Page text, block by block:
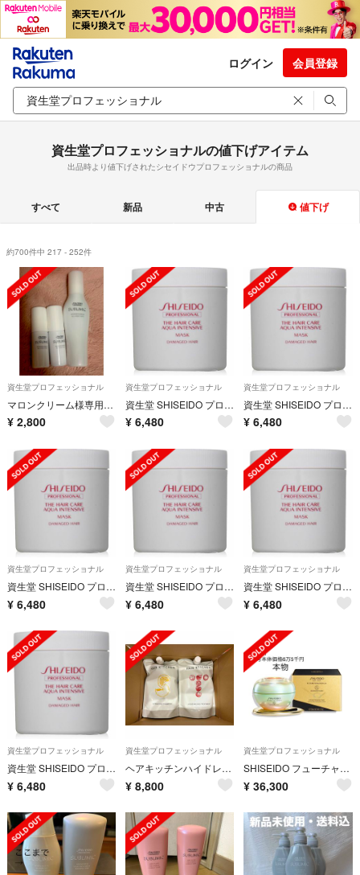
ログイン 会員登録
資生堂プロフェッショナルの値下げアイテム
出品時より値下げされたシセイドウプロフェッショナルの商品
すべて 新品 中古 値下げ
約700件中 217 - 252件
資生堂プロフェッショナル
マロンクリーム様専用♡♡
¥ 2,800
資生堂プロフェッショナル
資生堂 SHISEIDO プロフェッショナル アクアインテンシブ マスク
¥ 6,480
資生堂プロフェッショナル
資生堂 SHISEIDO プロフェッショナル アクアインテンシブ マスク
¥ 6,480
資生堂プロフェッショナル
資生堂 SHISEIDO プロフェッショナル アクアインテンシブ マスク
¥ 6,480
資生堂プロフェッショナル
資生堂 SHISEIDO プロフェッショナル アクアインテンシブ マスク
¥ 6,480
資生堂プロフェッショナル
資生堂 SHISEIDO プロフェッショナル アクアインテンシブ マスク
¥ 6,480
資生堂プロフェッショナル
資生堂 SHISEIDO プロフェッショナル アクアインテンシブ マスク
¥ 6,480
資生堂プロフェッショナル
ヘアキッチンハイドレイティングシャンプー&モイスチャライジングトリート詰替用1L
¥ 8,800
資生堂プロフェッショナル
SHISEIDO フューチャーソリューション LXレジェンダリーEN クリーム
¥ 36,300